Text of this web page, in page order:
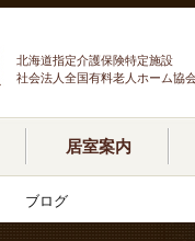
北海道指定介護保険特定施設
社会法人全国有料老人ホーム協
居室案内
ブログ